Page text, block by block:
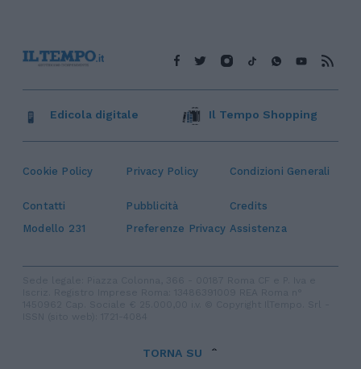
Cookie Policy Privacy Policy Condizioni Generali
Contatti Pubblicità
Credits
Modello 231
Preferenze Privacy Assistenza
Edicola digitale Il Tempo Shopping
TORNA SU